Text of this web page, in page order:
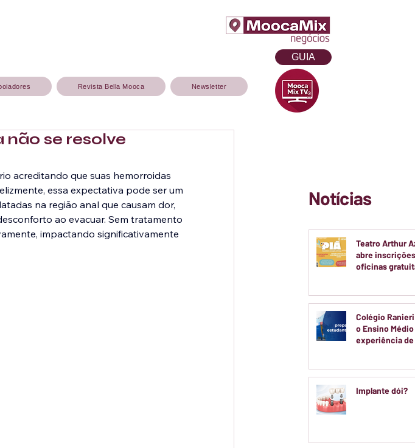
GUIA
Revista Bella Mooca Newsletter
se resolve
acreditando que suas hemorroidas
essa expectativa pode ser um
na região anal que causam dor,
ao evacuar. Sem tratamento
impactando significativamente
Notícias
Teatro Arthur
abre
oficinas
Colégio
o Ensino
experiência
Implante dói?